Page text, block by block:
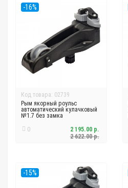
-16%
Код товара: 02739
Рым якорный роульс
автоматический кулачковый
№1.7 без замка
0
2 622.00 р.
2 195.00 р.
-15%